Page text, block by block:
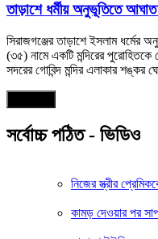
তাড়াশে ধর্মীয় অনুভূতিতে
সিরাজগঞ্জের তাড়াশে ইসলাম
(৩৫) নামে একটি মন্দিরের
সদরের গোবিন্দ মন্দির এলাকার
সর্বোচ্চ পঠিত - ভিডিও
নিজের স্ত্রীর
কামড় দেওয়ার পর